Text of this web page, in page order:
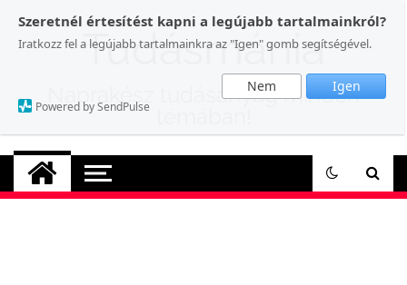
Szeretnél értesítést kapni a legújabb tartalmainkról?
Iratkozz fel a legújabb tartalmainkra az "Igen" gomb segítségével.
Nem Igen
Powered by SendPulse
content
Tudásmánia
Naprakész tudásanyag minden